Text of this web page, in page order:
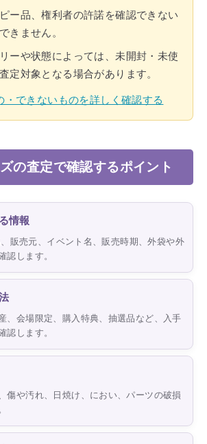
ー品、権利者の許諾を確認できない
きません。
ーや状態によっては、未開封・未使
定対象となる場合があります。
・できないものを詳しく確認する
の査定で確認するポイント
情報
販売元、イベント名、販売時期、外袋や外
認します。
、会場限定、購入特典、抽選品など、入手
認します。
傷や汚れ、日焼け、におい、パーツの破損